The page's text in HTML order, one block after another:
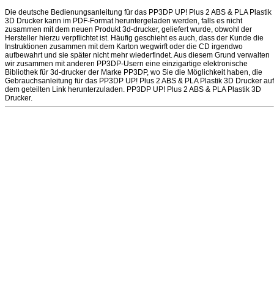
Die deutsche Bedienungsanleitung für das PP3DP UP! Plus 2 ABS & PLA Plastik
3D Drucker kann im PDF-Format heruntergeladen werden, falls es nicht
zusammen mit dem neuen Produkt 3d-drucker, geliefert wurde, obwohl der
Hersteller hierzu verpflichtet ist. Häufig geschieht es auch, dass der Kunde die
Instruktionen zusammen mit dem Karton wegwirft oder die CD irgendwo
aufbewahrt und sie später nicht mehr wiederfindet. Aus diesem Grund verwalten
wir zusammen mit anderen PP3DP-Usern eine einzigartige elektronische
Bibliothek für 3d-drucker der Marke PP3DP, wo Sie die Möglichkeit haben, die
Gebrauchsanleitung für das PP3DP UP! Plus 2 ABS & PLA Plastik 3D Drucker auf
dem geteilten Link herunterzuladen. PP3DP UP! Plus 2 ABS & PLA Plastik 3D
Drucker.